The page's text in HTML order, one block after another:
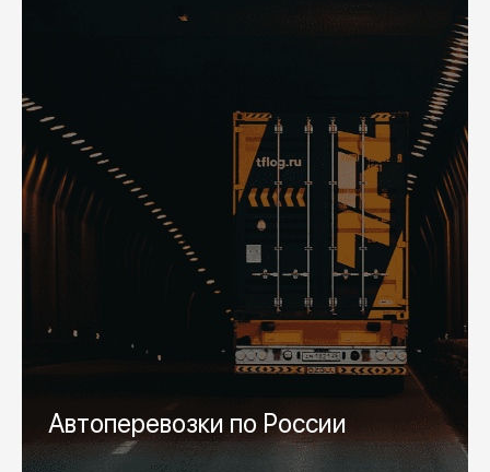
Автоперевозки по России
Запросить расчёт